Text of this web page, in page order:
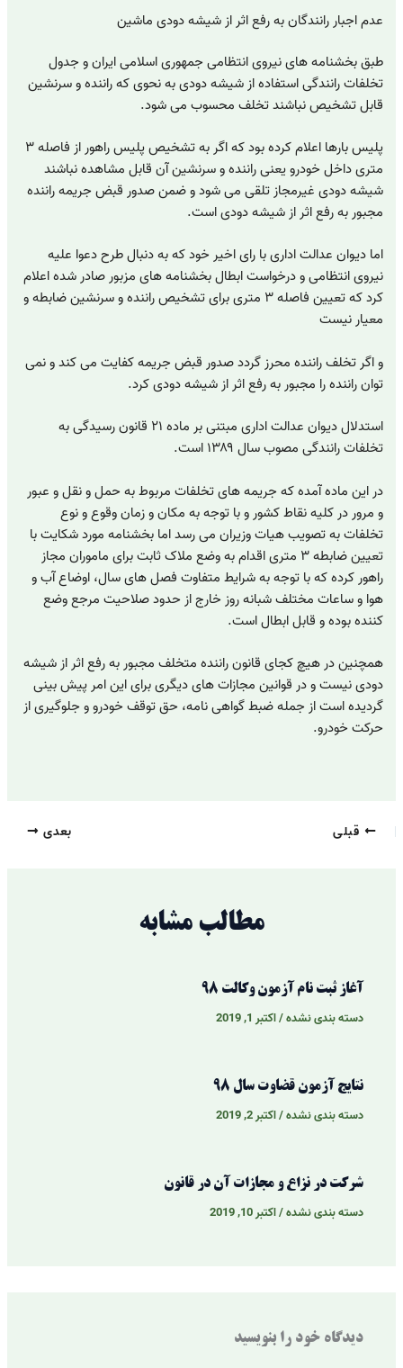
عدم اجبار رانندگان به رفع اثر از شیشه دودی ماشین
طبق بخشنامه های نیروی انتظامی جمهوری اسلامی ایران و جدول
تخلفات رانندگی استفاده از شیشه دودی به نحوی که راننده و سرنشین
قابل تشخیص نباشند تخلف محسوب می شود.
پلیس بارها اعلام کرده بود که اگر به تشخیص پلیس راهور از فاصله ۳
متری داخل خودرو یعنی راننده و سرنشین آن قابل مشاهده نباشند
شیشه دودی غیرمجاز تلقی می شود و ضمن صدور قبض جریمه راننده
مجبور به رفع اثر از شیشه دودی است.
اما دیوان عدالت اداری با رای اخیر خود که به دنبال طرح دعوا علیه
نیروی انتظامی و درخواست ابطال بخشنامه های مزبور صادر شده اعلام
کرد که تعیین فاصله ۳ متری برای تشخیص راننده و سرنشین ضابطه و
معیار نیست
و اگر تخلف راننده محرز گردد صدور قبض جریمه کفایت می کند و نمی
توان راننده را مجبور به رفع اثر از شیشه دودی کرد.
استدلال دیوان عدالت اداری مبتنی بر ماده ۲۱ قانون رسیدگی به
تخلفات رانندگی مصوب سال ۱۳۸۹ است.
در این ماده آمده که جریمه های تخلفات مربوط به حمل و نقل و عبور
و مرور در کلیه نقاط کشور و با توجه به مکان و زمان وقوع و نوع
تخلفات به تصویب هیات وزیران می رسد اما بخشنامه مورد شکایت با
تعیین ضابطه ۳ متری اقدام به وضع ملاک ثابت برای ماموران مجاز
راهور کرده که با توجه به شرایط متفاوت فصل های سال، اوضاع آب و
هوا و ساعات مختلف شبانه روز خارج از حدود صلاحیت مرجع وضع
کننده بوده و قابل ابطال است.
همچنین در هیچ کجای قانون راننده متخلف مجبور به رفع اثر از شیشه
دودی نیست و در قوانین مجازات های دیگری برای این امر پیش بینی
گردیده است از جمله ضبط گواهی نامه، حق توقف خودرو و جلوگیری از
حرکت خودرو.
قبلی بعدی
مطالب مشابه
آغاز ثبت نام آزمون وکالت 98
دسته بندی نشده/اکتبر 1, 2019
نتایج آزمون قضاوت سال 98
دسته بندی نشده/اکتبر 2, 2019
شرکت در نزاع و مجازات آن در قانون
دسته بندی نشده/اکتبر 10, 2019
دیدگاه‌ خود را بنویسید